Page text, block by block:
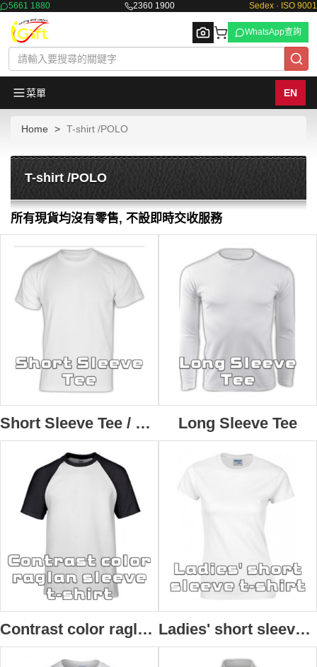
5661 1880 2360 1900 Sedex · ISO 9001
WhatsApp查詢
菜單 EN
Home T-shirt /POLO
T-shirt /POLO
所有現貨均沒有零售, 不設即時交收服務
Short Sleeve Tee / Vest T-shirt Long Sleeve Tee
Contrast color raglan sleeve t-shirt Ladies' short sleeve t-shirt